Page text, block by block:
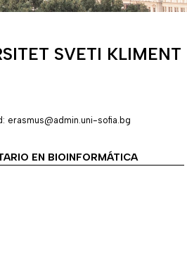
SVETI KLIMENT
erasmus@admin.uni-sofia.bg
EN BIOINFORMÁTICA